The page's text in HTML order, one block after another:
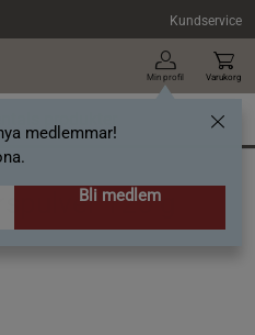
Kundservice
Min profil
medlemmar!
Bli medlem
Varukorg
125 g